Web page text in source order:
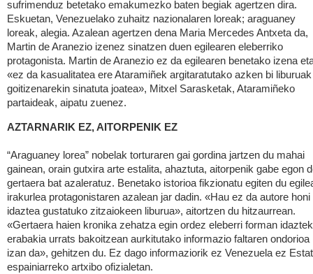
sufrimenduz betetako emakumezko baten begiak agertzen dira.
Eskuetan, Venezuelako zuhaitz nazionalaren loreak; araguaney
loreak, alegia. Azalean agertzen dena Maria Mercedes Antxeta da,
Martin de Aranezio izenez sinatzen duen egilearen eleberriko
protagonista. Martin de Aranezio ez da egilearen benetako izena
«ez da kasualitatea ere Ataramiñek argitaratutako azken bi liburuak
goitizenarekin sinatuta joatea», Mitxel Sarasketak, Ataramiñeko
partaideak, aipatu zuenez.
AZTARNARIK EZ, AITORPENIK EZ
“Araguaney lorea” nobelak torturaren gai gordina jartzen du mahai
gainean, orain gutxira arte estalita, ahaztuta, aitorpenik gabe egon
gertaera bat azaleratuz. Benetako istorioa fikzionatu egiten du
irakurlea protagonistaren azalean jar dadin. «Hau ez da autore honi
idaztea gustatuko zitzaiokeen liburua», aitortzen du hitzaurrean.
«Gertaera haien kronika zehatza egin ordez eleberri forman
erabakia urrats bakoitzean aurkitutako informazio faltaren ondorioa
izan da», gehitzen du. Ez dago informaziorik ez Venezuela ez
espainiarreko artxibo ofizialetan.